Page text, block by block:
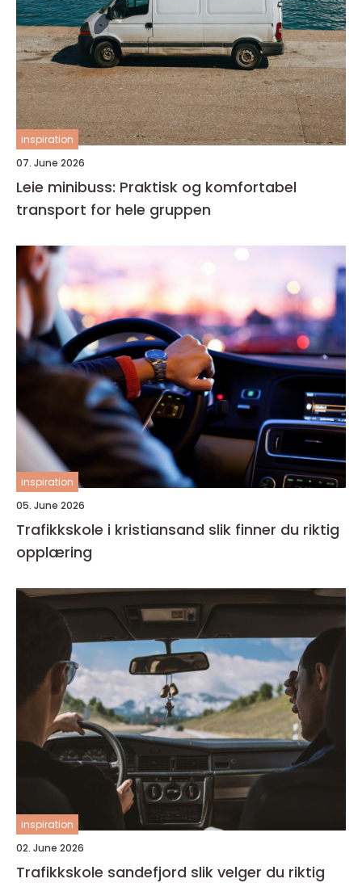
inspiration
07. June 2026
Leie minibuss: Praktisk og komfortabel
transport for hele gruppen
inspiration
05. June 2026
Trafikkskole i kristiansand slik finner du riktig
opplæring
inspiration
02. June 2026
Trafikkskole sandefjord slik velger du riktig